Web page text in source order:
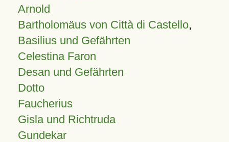
Arnold
Bartholomäus von Città di Castello,
Basilius und Gefährten
Celestina Faron
Desan und Gefährten
Dotto
Faucherius
Gisla und Richtruda
Gundekar